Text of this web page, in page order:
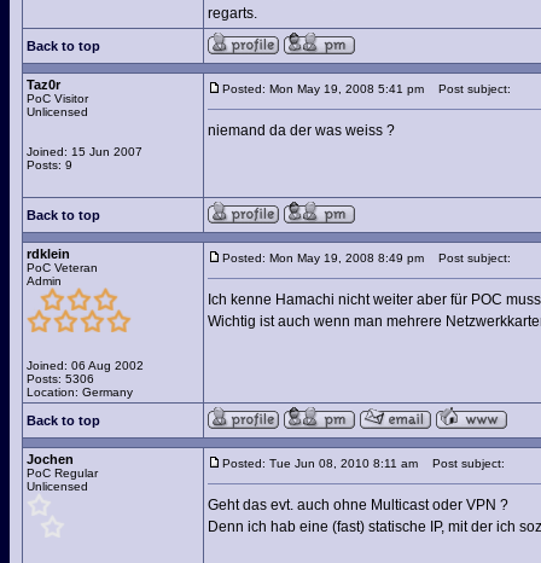
regarts.
Back to top
Taz0r
PoC Visitor
Unlicensed
Joined: 15 Jun 2007
Posts: 9
Posted: Mon May 19, 2008 5:41 pm Post subject:
niemand da der was weiss ?
Back to top
rdklein
PoC Veteran
Admin
Joined: 06 Aug 2002
Posts: 5306
Location: Germany
Posted: Mon May 19, 2008 8:49 pm Post subject:
Ich kenne Hamachi nicht weiter aber für POC
Wichtig ist auch wenn man mehrere
Back to top
Jochen
PoC Regular
Unlicensed
Posted: Tue Jun 08, 2010 8:11 am Post subject:
Geht das evt. auch ohne Multicast oder VPN ?
Denn ich hab eine (fast) statische IP, mit der ich